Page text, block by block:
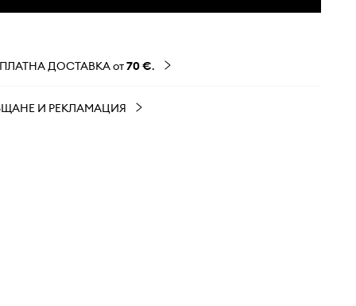
ДОСТАВКА от70 €.
И РЕКЛАМАЦИЯ